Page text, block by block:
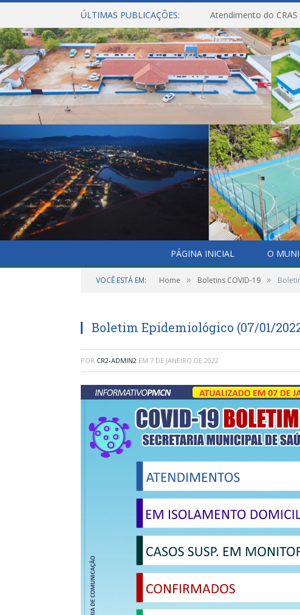
ÚLTIMAS PUBLICAÇÕES: Atendimento do
PÁGINA INICIAL O
VOCÊ ESTÁ EM: Home » Boletins COVID-19 »
Boletim Epidemiológico (07/01/
POR CR2-ADMIN2 EM 7 DE JANEIRO DE 2022